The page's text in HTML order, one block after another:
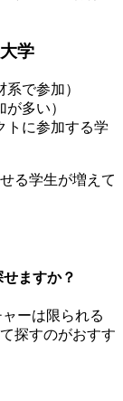
学
で参加）
多い）
トに参加する学
る学生が増えて
ますか？
ーは限られる
探すのがおすす